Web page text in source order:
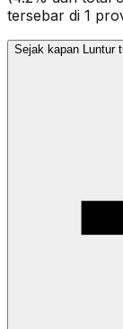
tersebar di 1
Sejak kapan Luntur